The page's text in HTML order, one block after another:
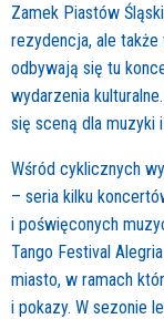
Zamek Piastów
rezydencja, ale także
odbywają się tu
wydarzenia
się sceną dla muzyki
Wśród cyklicznych
– seria kilku
i poświęconych
Tango Festival
miasto, w ramach
i pokazy. W sezonie